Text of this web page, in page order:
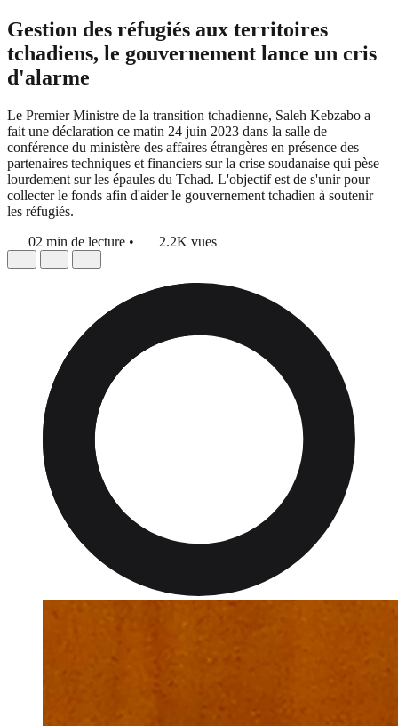
Gestion des réfugiés aux territoires
tchadiens, le gouvernement lance un cris
d'alarme
Le Premier Ministre de la transition tchadienne, Saleh Kebzabo a
fait une déclaration ce matin 24 juin 2023 dans la salle de
conférence du ministère des affaires étrangères en présence des
partenaires techniques et financiers sur la crise soudanaise qui pèse
lourdement sur les épaules du Tchad. L'objectif est de s'unir pour
collecter le fonds afin d'aider le gouvernement tchadien à soutenir
les réfugiés.
02 min de lecture • 2.2K vues